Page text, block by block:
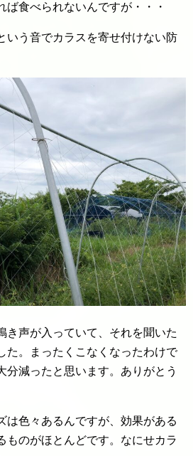
ば食べられないんですが・・・
いう音でカラスを寄せ付けない防
き声が入っていて、それを聞いた
た。まったくこなくなったわけで
分減ったと思います。ありがとう
は色々あるんですが、効果がある
ものがほとんどです。なにせカラ